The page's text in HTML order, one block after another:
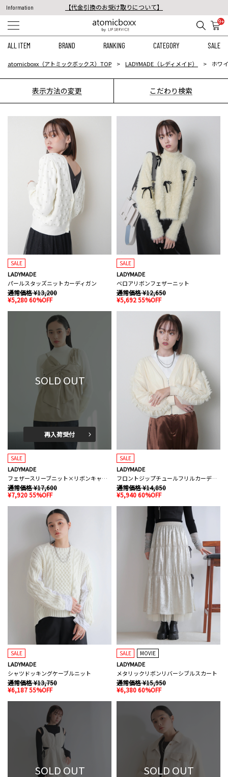
Information
税込11,000円以上のご注文で送料無料！
【重要】予約商品のお支払い方法（代金引換）変更に関するお知らせ
9+
ALL ITEM BRAND RANKING CATEGORY SALE
atomicboxx（アトミックボックス）TOP LADYMADE（レディメイド） ホワ
表示方法の変更 こだわり検索
SALE
LADYMADE
パールスタッズニットカーディガン
通常価格 ¥13,200
¥5,280 60%OFF
SALE
LADYMADE
ベロアリボンフェザーニット
通常価格 ¥12,650
¥5,692 55%OFF
SOLD OUT
再入荷受付
SALE
LADYMADE
フェザースリーブニット×リボンキャミSET
通常価格 ¥17,600
¥7,920 55%OFF
SALE
LADYMADE
フロントジップチュールフリルカーディガン
通常価格 ¥14,850
¥5,940 60%OFF
SALE
LADYMADE
シャツドッキングケーブルニット
通常価格 ¥13,750
¥6,187 55%OFF
SALE MOVIE
LADYMADE
メタリックリボンリバーシブルスカート
通常価格 ¥15,950
¥6,380 60%OFF
SOLD OUT SOLD OUT